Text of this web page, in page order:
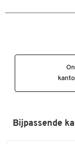
Afmetingen
Bijpassende